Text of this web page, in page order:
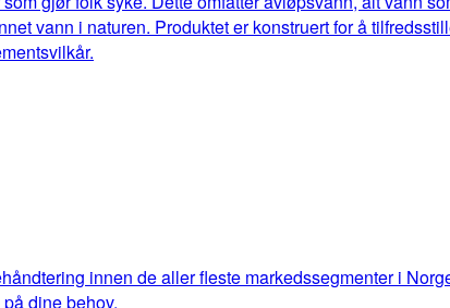
vann i naturen. Produktet er konstruert for å
innen de aller fleste markedssegmenter i
dine behov.